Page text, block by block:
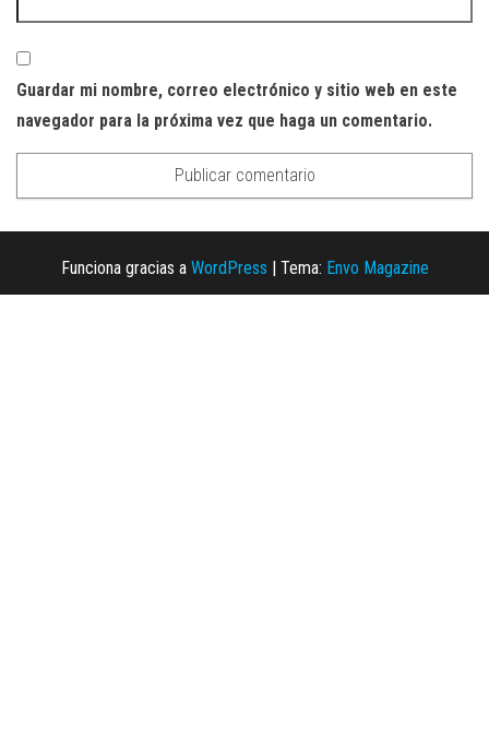
Guardar mi nombre, correo electrónico y sitio web en este
navegador para la próxima vez que haga un comentario.
Funciona gracias a WordPress Tema: Envo Magazine